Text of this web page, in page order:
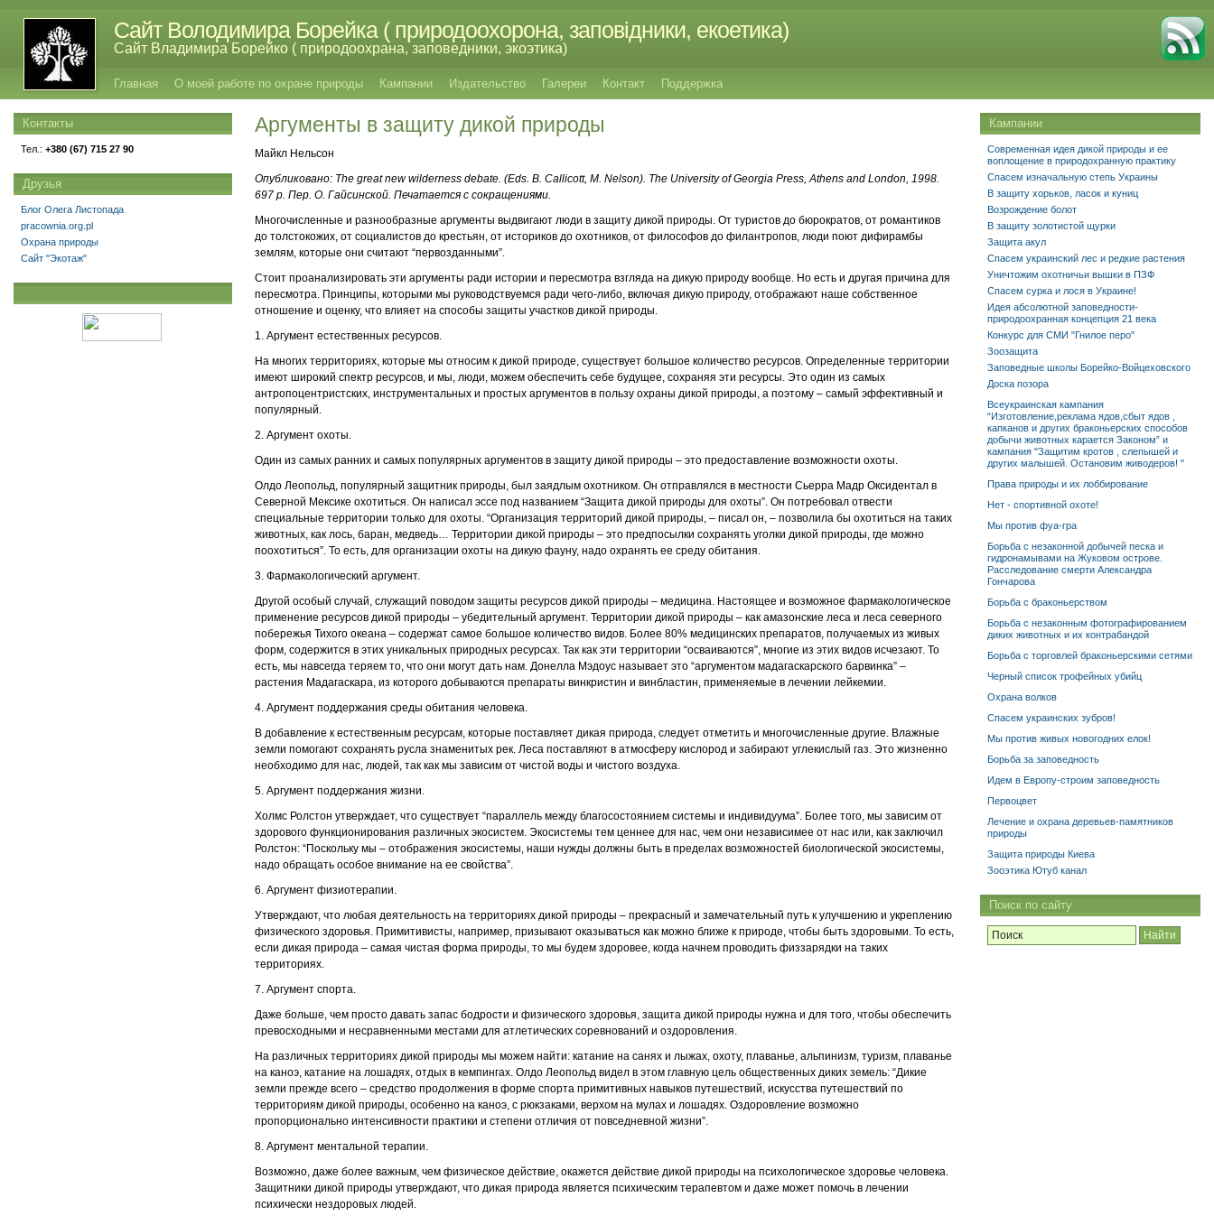
Сайт Володимира Борейка ( природоохорона, заповідники, екоетика)
Сайт Владимира Борейко ( природоохрана, заповедники, экоэтика)
Главная О моей работе по охране природы Кампании Издательство Галереи Контакт Поддержка
Аргументы в защиту дикой природы
Майкл Нельсон
Опубликовано: The great new wilderness debate. (Eds. B. Callicott, M. Nelson). The University of Georgia Press, Athens and London, 1998.
697 p. Пер. О. Гайсинской. Печатается с сокращениями.
Многочисленные и разнообразные аргументы выдвигают люди в защиту дикой природы. От туристов до бюрократов, от романтиков
до толстокожих, от социалистов до крестьян, от историков до охотников, от философов до филантропов, люди поют дифирамбы
землям, которые они считают “первозданными”.
Стоит проанализировать эти аргументы ради истории и пересмотра взгляда на дикую природу вообще. Но есть и другая причина для
пересмотра. Принципы, которыми мы руководствуемся ради чего-либо, включая дикую природу, отображают наше собственное
отношение и оценку, что влияет на способы защиты участков дикой природы.
1. Аргумент естественных ресурсов.
На многих территориях, которые мы относим к дикой природе, существует большое количество ресурсов. Определенные территории
имеют широкий спектр ресурсов, и мы, люди, можем обеспечить себе будущее, сохраняя эти ресурсы. Это один из самых
антропоцентристских, инструментальных и простых аргументов в пользу охраны дикой природы, а поэтому – самый эффективный и
популярный.
2. Аргумент охоты.
Один из самых ранних и самых популярных аргументов в защиту дикой природы – это предоставление возможности охоты.
Олдо Леопольд, популярный защитник природы, был заядлым охотником. Он отправлялся в местности Сьерра Мадр Оксидентал в
Северной Мексике охотиться. Он написал эссе под названием “Защита дикой природы для охоты”. Он потребовал отвести
специальные территории только для охоты. “Организация территорий дикой природы, – писал он, – позволила бы охотиться на таких
животных, как лось, баран, медведь… Территории дикой природы – это предпосылки сохранять уголки дикой природы, где можно
поохотиться”. То есть, для организации охоты на дикую фауну, надо охранять ее среду обитания.
3. Фармакологический аргумент.
Другой особый случай, служащий поводом защиты ресурсов дикой природы – медицина. Настоящее и возможное фармакологическое
применение ресурсов дикой природы – убедительный аргумент. Территории дикой природы – как амазонские леса и леса северного
побережья Тихого океана – содержат самое большое количество видов. Более 80% медицинских препаратов, получаемых из живых
форм, содержится в этих уникальных природных ресурсах. Так как эти территории “осваиваются”, многие из этих видов исчезают. То
есть, мы навсегда теряем то, что они могут дать нам. Донелла Мэдоус называет это “аргументом мадагаскарского барвинка” –
растения Мадагаскара, из которого добываются препараты винкристин и винбластин, применяемые в лечении лейкемии.
4. Аргумент поддержания среды обитания человека.
В добавление к естественным ресурсам, которые поставляет дикая природа, следует отметить и многочисленные другие. Влажные
земли помогают сохранять русла знаменитых рек. Леса поставляют в атмосферу кислород и забирают углекислый газ. Это жизненно
необходимо для нас, людей, так как мы зависим от чистой воды и чистого воздуха.
5. Аргумент поддержания жизни.
Холмс Ролстон утверждает, что существует “параллель между благосостоянием системы и индивидуума”. Более того, мы зависим от
здорового функционирования различных экосистем. Экосистемы тем ценнее для нас, чем они независимее от нас или, как заключил
Ролстон: “Поскольку мы – отображения экосистемы, наши нужды должны быть в пределах возможностей биологической экосистемы,
надо обращать особое внимание на ее свойства”.
6. Аргумент физиотерапии.
Утверждают, что любая деятельность на территориях дикой природы – прекрасный и замечательный путь к улучшению и укреплению
физического здоровья. Примитивисты, например, призывают оказываться как можно ближе к природе, чтобы быть здоровыми. То есть,
если дикая природа – самая чистая форма природы, то мы будем здоровее, когда начнем проводить физзарядки на таких
территориях.
7. Аргумент спорта.
Даже больше, чем просто давать запас бодрости и физического здоровья, защита дикой природы нужна и для того, чтобы обеспечить
превосходными и несравненными местами для атлетических соревнований и оздоровления.
На различных территориях дикой природы мы можем найти: катание на санях и лыжах, охоту, плаванье, альпинизм, туризм, плаванье
на каноэ, катание на лошадях, отдых в кемпингах. Олдо Леопольд видел в этом главную цель общественных диких земель: “Дикие
земли прежде всего – средство продолжения в форме спорта примитивных навыков путешествий, искусства путешествий по
территориям дикой природы, особенно на каноэ, с рюкзаками, верхом на мулах и лошадях. Оздоровление возможно
пропорционально интенсивности практики и степени отличия от повседневной жизни”.
8. Аргумент ментальной терапии.
Возможно, даже более важным, чем физическое действие, окажется действие дикой природы на психологическое здоровье человека.
Защитники дикой природы утверждают, что дикая природа является психическим терапевтом и даже может помочь в лечении
психически нездоровых людей.
Кампании
Современная идея дикой природы и ее
воплощение в природохранную практику
Спасем изначальную степь Украины
В защиту хорьков, ласок и куниц
Возрождение болот
В защиту золотистой щурки
Защита акул
Спасем украинский лес и редкие растения
Уничтожим охотничьи вышки в ПЗФ
Спасем сурка и лося в Украине!
Идея абсолютной заповедности-
природоохранная концепция 21 века
Конкурс для СМИ "Гнилое перо"
Зоозащита
Заповедные школы Борейко-Войцеховского
Доска позора
Всеукраинская кампания
“Изготовление,реклама ядов,сбыт ядов ,
капканов и других браконьерских способов
добычи животных карается Законом” и
кампания "Защитим кротов , слепышей и
других малышей. Остановим живодеров! "
Права природы и их лоббирование
Нет - спортивной охоте!
Мы против фуа-гра
Борьба с незаконной добычей песка и
гидронамывами на Жуковом острове.
Расследование смерти Александра
Гончарова
Борьба с браконьерством
Борьба с незаконным фотографированием
диких животных и их контрабандой
Борьба с торговлей браконьерскими сетями
Черный список трофейных убийц
Охрана волков
Спасем украинских зубров!
Мы против живых новогодних елок!
Борьба за заповедность
Идем в Европу-строим заповедность
Первоцвет
Лечение и охрана деревьев-памятников
природы
Защита природы Киева
Зооэтика Ютуб канал
Поиск по сайту
Контакты
Тел.: +380 (67) 715 27 90
Друзья
Блог Олега Листопада
pracownia.org.pl
Охрана природы
Сайт "Экотаж"